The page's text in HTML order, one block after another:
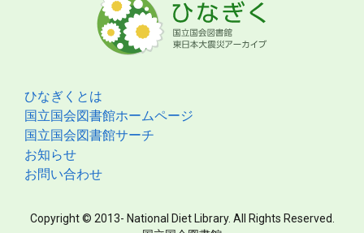
ひなぎくとは
国立国会図書館ホームページ
国立国会図書館サーチ
お知らせ
お問い合わせ
Copyright © 2013- National Diet Library. All Rights Reserved.